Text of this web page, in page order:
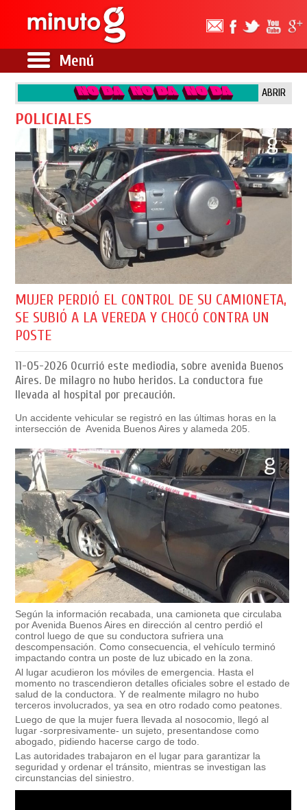
Menú
ABRIR
POLICIALES
MUJER PERDIÓ EL CONTROL DE SU CAMIONETA,
SE SUBIÓ A LA VEREDA Y CHOCÓ CONTRA UN
POSTE
11-05-2026 Ocurrió este mediodia, sobre avenida Buenos
Aires. De milagro no hubo heridos. La conductora fue
llevada al hospital por precaución.
Un accidente vehicular se registró en las últimas horas en la
intersección de Avenida Buenos Aires y alameda 205.
Según la información recabada, una camioneta que circulaba
por Avenida Buenos Aires en dirección al centro perdió el
control luego de que su conductora sufriera una
descompensación. Como consecuencia, el vehículo terminó
impactando contra un poste de luz ubicado en la zona.
Al lugar acudieron los móviles de emergencia. Hasta el
momento no trascendieron detalles oficiales sobre el estado de
salud de la conductora. Y de realmente milagro no hubo
terceros involucrados, ya sea en otro rodado como peatones.
Luego de que la mujer fuera llevada al nosocomio, llegó al
lugar -sorpresivamente- un sujeto, presentandose como
abogado, pidiendo hacerse cargo de todo.
Las autoridades trabajaron en el lugar para garantizar la
seguridad y ordenar el tránsito, mientras se investigan las
circunstancias del siniestro.